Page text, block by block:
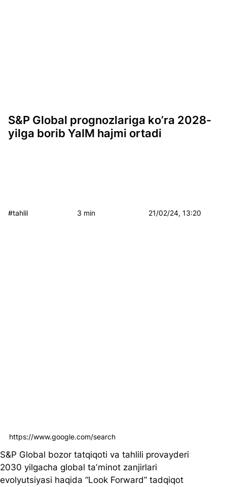
S&P Global prognozlariga ko’ra 2028-
yilga borib YaIM hajmi ortadi
#tahlil 3 min 21/02/24, 13:20
S&P Global bozor tatqiqoti va tahlili provayderi
2030 yilgacha global taʼminot zanjirlari
evolyutsiyasi haqida “Look Forward” tadqiqot
https://www.google.com/search